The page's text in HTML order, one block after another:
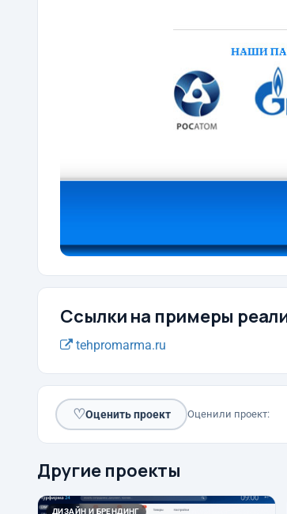
Ссылки на примеры
tehpromarma.ru
♡Оценить проект Оценили проект:
Другие проекты
ДИЗАЙН И БРЕНДИНГ